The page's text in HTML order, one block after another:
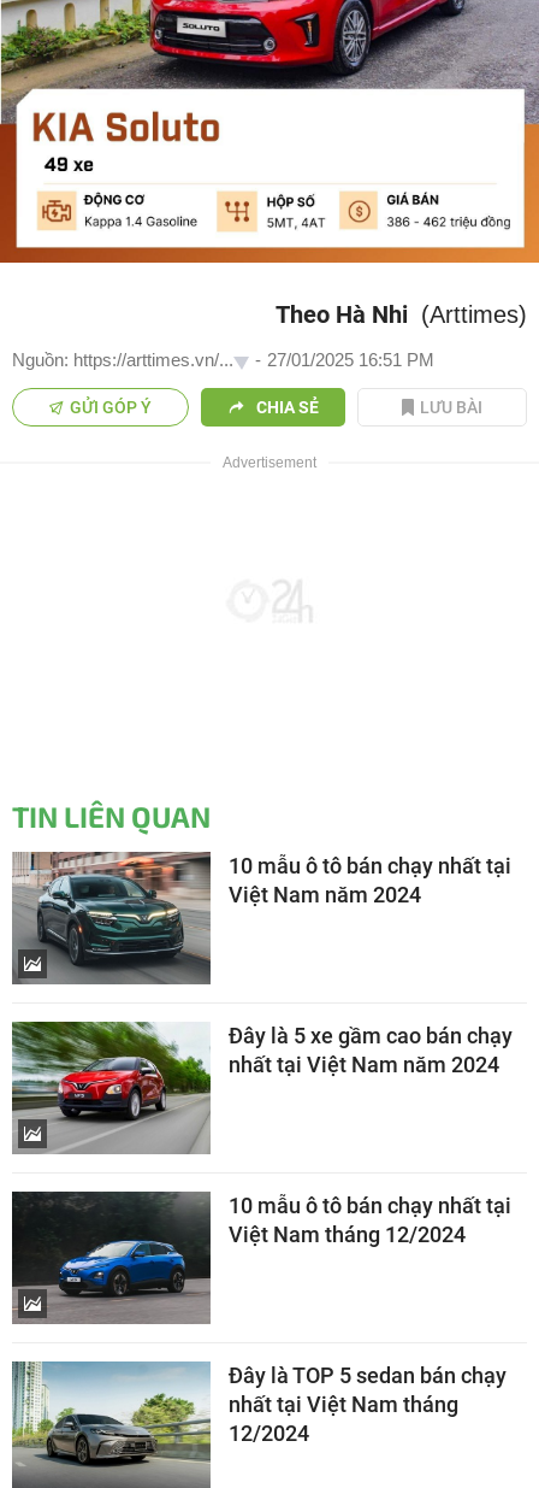
Theo Hà Nhi (Arttimes)
Nguồn: https://arttimes.vn/... - 27/01/2025 16:51 PM
GỬI GÓP Ý CHIA SẺ LƯU BÀI
TIN LIÊN QUAN
10 mẫu ô tô bán chạy nhất tại
Việt Nam năm 2024
Đây là 5 xe gầm cao bán chạy
nhất tại Việt Nam năm 2024
10 mẫu ô tô bán chạy nhất tại
Việt Nam tháng 12/2024
Đây là TOP 5 sedan bán chạy
nhất tại Việt Nam tháng
12/2024